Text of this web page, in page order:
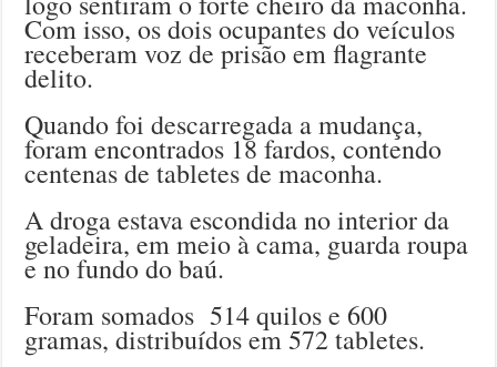
Com isso, os dois ocupantes do veículos
receberam voz de prisão em flagrante
delito.
Quando foi descarregada a mudança,
foram encontrados 18 fardos, contendo
centenas de tabletes de maconha.
A droga estava escondida no interior da
geladeira, em meio à cama, guarda roupa
e no fundo do baú.
Foram somados 514 quilos e 600
gramas, distribuídos em 572 tabletes.